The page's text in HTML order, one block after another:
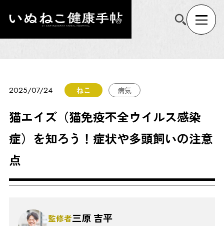
2025/07/24 ねこ 病気
猫エイズ（猫免疫不全ウイルス感染
症）を知ろう！症状や多頭飼いの注意
点
監修者三原 吉平